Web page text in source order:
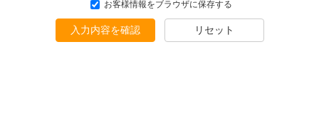
お客様情報をブラウザに保存する
入力内容を確認 リセット